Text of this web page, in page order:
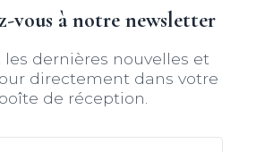
vous à notre newsletter
les dernières nouvelles et
directement dans votre
boîte de réception.